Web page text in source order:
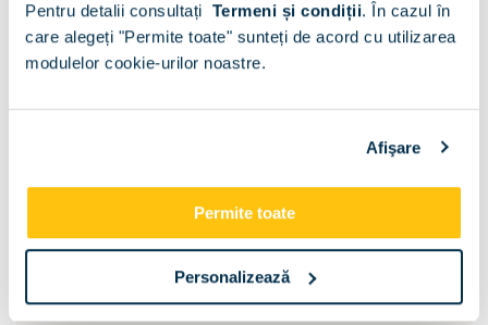
Pentru detalii consultați Termeni și condiții. În cazul în
care alegeți "Permite toate" sunteți de acord cu utilizarea
modulelor cookie-urilor noastre.
Afişare
Permite toate
Personalizează
Sertare :
155x60x205
185x60x205 185x60x225